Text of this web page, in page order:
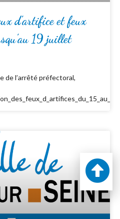
d’artifice et feux
19 juillet
de l’arrêté préfectoral,